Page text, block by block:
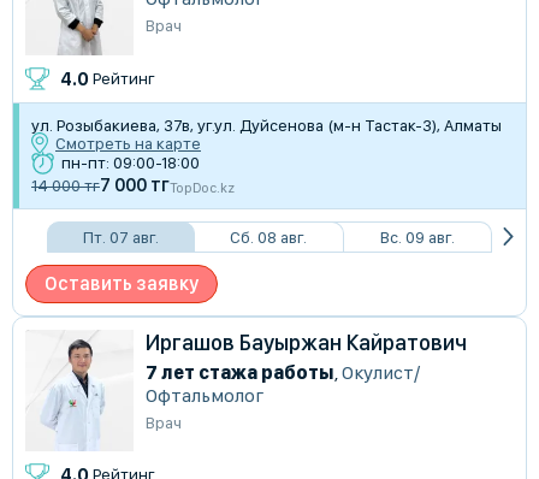
Врач
4.0 Рейтинг
​ул. Розыбакиева, 37в, уг.ул. Дуйсенова (м-н Тастак-3), Алматы
Смотреть на карте
пн-пт: 09:00-18:00
14 000 тг7 000 тгTopDoc.kz
Пт. 07 авг. Сб. 08 авг. Вс. 09 авг.
Оставить заявку
Иргашов Бауыржан Кайратович
7 лет стажа работы,Окулист/
Офтальмолог
Врач
Рейтинг